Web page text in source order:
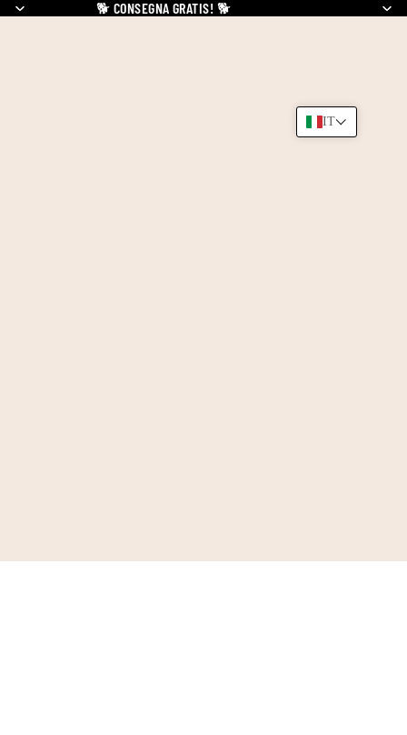
🐕 CONSEGNA GRATIS! 🐕
IT